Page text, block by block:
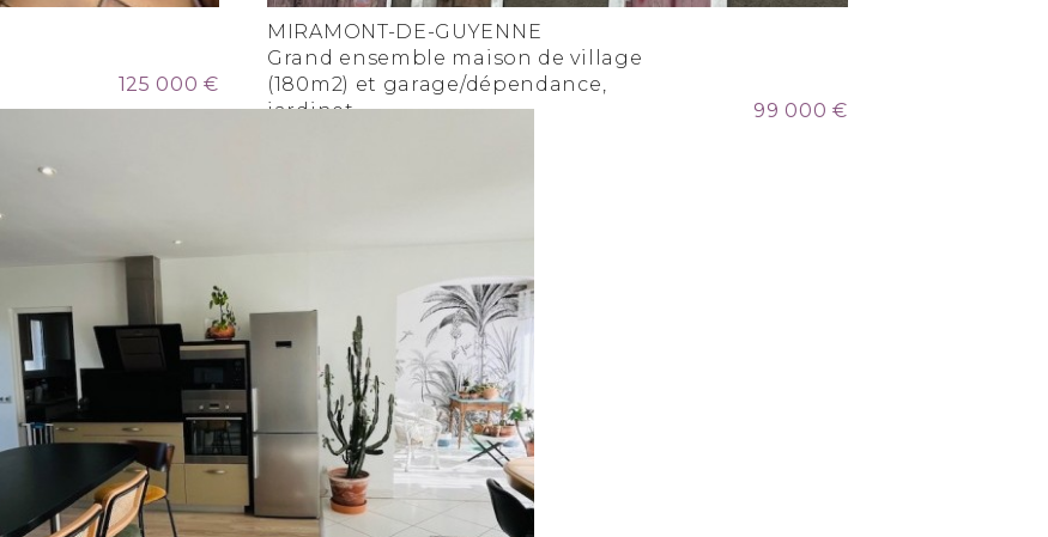
125 000 €
MIRAMONT-DE-GUYENNE
Grand ensemble maison de village
(180m2) et garage/dépendance,
jardinet
99 000 €